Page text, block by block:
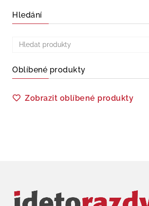
Hledání
Oblíbené produkty
Zobrazit oblíbené produkty